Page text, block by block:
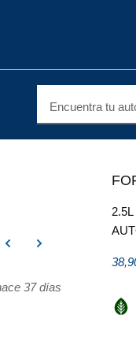
Encuentra tu
37 días